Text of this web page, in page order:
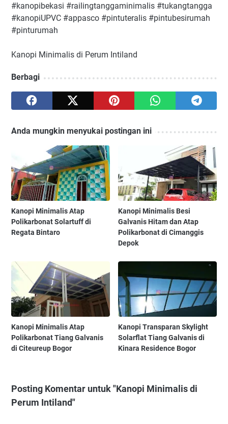
#kanopibekasi #railingtanggaminimalis #tukangtangga
#kanopiUPVC #appasco #pintuteralis #pintubesirumah
#pinturumah
Kanopi Minimalis di Perum Intiland
Berbagi
Anda mungkin menyukai postingan ini
Kanopi Minimalis Atap
Polikarbonat Solartuff di
Regata Bintaro
Kanopi Minimalis Besi
Galvanis Hitam dan Atap
Polikarbonat di Cimanggis
Depok
Kanopi Minimalis Atap
Polikarbonat Tiang Galvanis
di Citeureup Bogor
Kanopi Transparan Skylight
Solarflat Tiang Galvanis di
Kinara Residence Bogor
Posting Komentar untuk "Kanopi Minimalis di
Perum Intiland"